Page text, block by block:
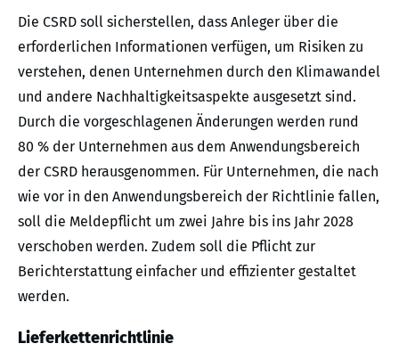
Die CSRD soll sicherstellen, dass Anleger über die
erforderlichen Informationen verfügen, um Risiken zu
verstehen, denen Unternehmen durch den Klimawandel
und andere Nachhaltigkeitsaspekte ausgesetzt sind.
Durch die vorgeschlagenen Änderungen werden rund
80 % der Unternehmen aus dem Anwendungsbereich
der CSRD herausgenommen. Für Unternehmen, die nach
wie vor in den Anwendungsbereich der Richtlinie fallen,
soll die Meldepflicht um zwei Jahre bis ins Jahr 2028
verschoben werden. Zudem soll die Pflicht zur
Berichterstattung einfacher und effizienter gestaltet
werden.
Lieferkettenrichtlinie